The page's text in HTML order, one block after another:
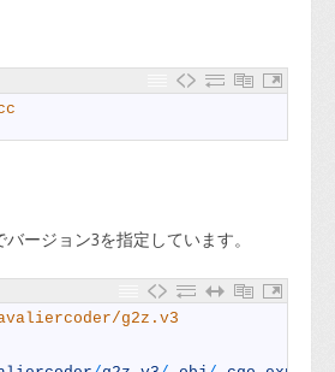
ージョン3を指定しています。
g2z.v3